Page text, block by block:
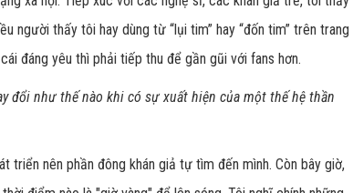
người thấy tôi hay dùng từ “lụi tim” hay “đốn tim” trên trang
đáng yêu thì phải tiếp thu để gần gũi với fans hơn.
đổi như thế nào khi có sự xuất hiện của một thế hệ thần
triển nên phần đông khán giả tự tìm đến mình. Còn bây giờ,